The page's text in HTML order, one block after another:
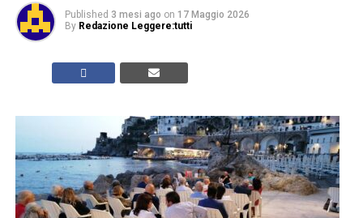
Published 3 mesi ago on 17 Maggio 2026
By Redazione Leggere:tutti